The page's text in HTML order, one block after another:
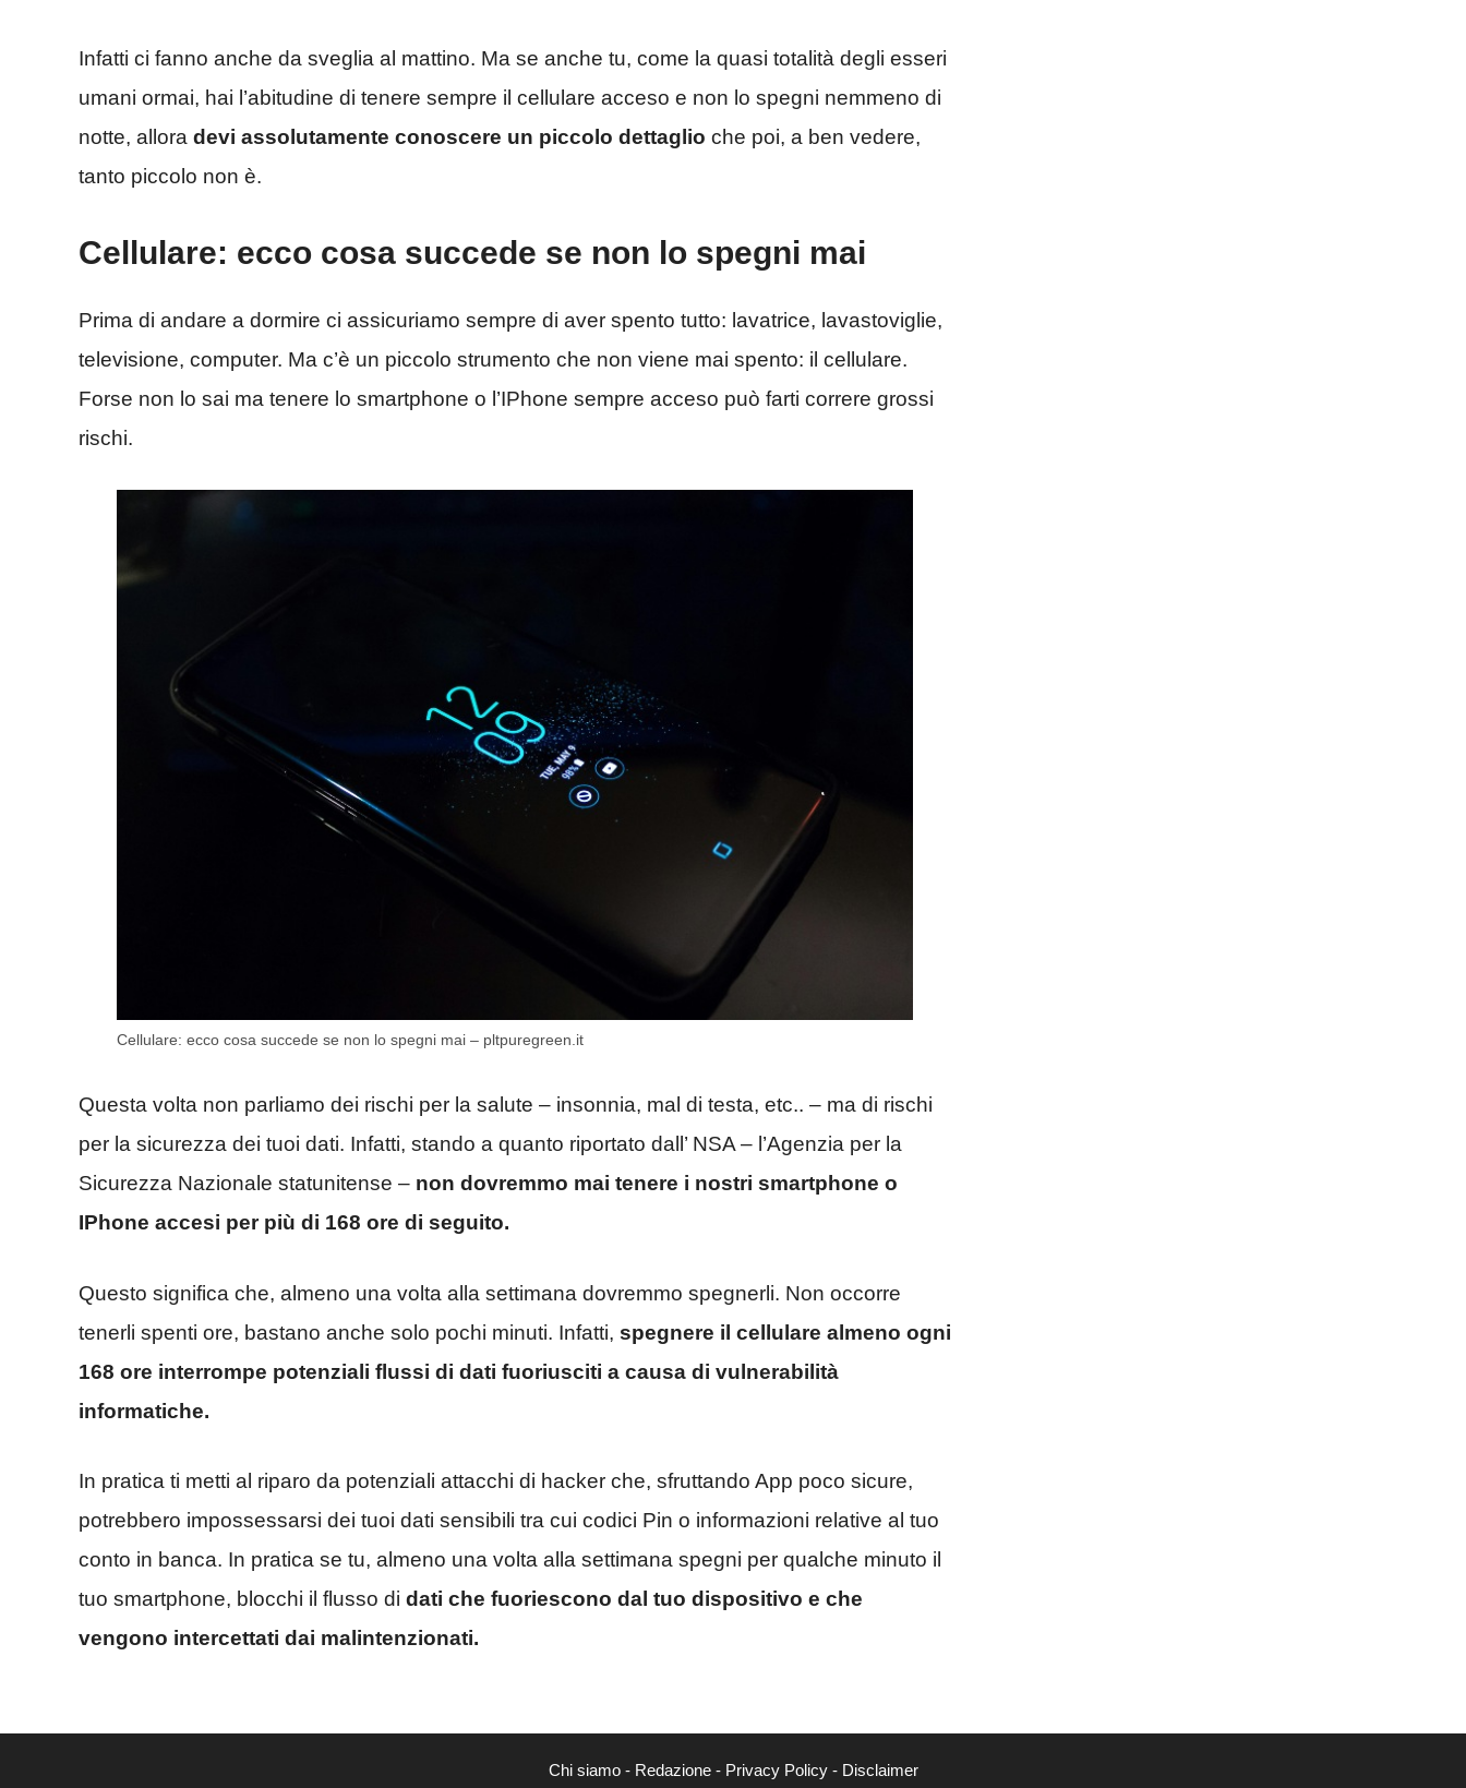
Infatti ci fanno anche da sveglia al mattino. Ma se anche tu, come la quasi totalità degli esseri
umani ormai, hai l’abitudine di tenere sempre il cellulare acceso e non lo spegni nemmeno di
notte, allora devi assolutamente conoscere un piccolo dettaglio che poi, a ben vedere,
tanto piccolo non è.
Cellulare: ecco cosa succede se non lo spegni mai
Prima di andare a dormire ci assicuriamo sempre di aver spento tutto: lavatrice, lavastoviglie,
televisione, computer. Ma c’è un piccolo strumento che non viene mai spento: il cellulare.
Forse non lo sai ma tenere lo smartphone o l’IPhone sempre acceso può farti correre grossi
rischi.
Cellulare: ecco cosa succede se non lo spegni mai – pltpuregreen.it
Questa volta non parliamo dei rischi per la salute – insonnia, mal di testa, etc.. – ma di rischi
per la sicurezza dei tuoi dati. Infatti, stando a quanto riportato dall’ NSA – l’Agenzia per la
Sicurezza Nazionale statunitense – non dovremmo mai tenere i nostri smartphone o
IPhone accesi per più di 168 ore di seguito.
Questo significa che, almeno una volta alla settimana dovremmo spegnerli. Non occorre
tenerli spenti ore, bastano anche solo pochi minuti. Infatti, spegnere il cellulare almeno ogni
168 ore interrompe potenziali flussi di dati fuoriusciti a causa di vulnerabilità
informatiche.
In pratica ti metti al riparo da potenziali attacchi di hacker che, sfruttando App poco sicure,
potrebbero impossessarsi dei tuoi dati sensibili tra cui codici Pin o informazioni relative al tuo
conto in banca. In pratica se tu, almeno una volta alla settimana spegni per qualche minuto il
tuo smartphone, blocchi il flusso di dati che fuoriescono dal tuo dispositivo e che
vengono intercettati dai malintenzionati.
Chi siamo- Redazione- Privacy Policy- Disclaimer